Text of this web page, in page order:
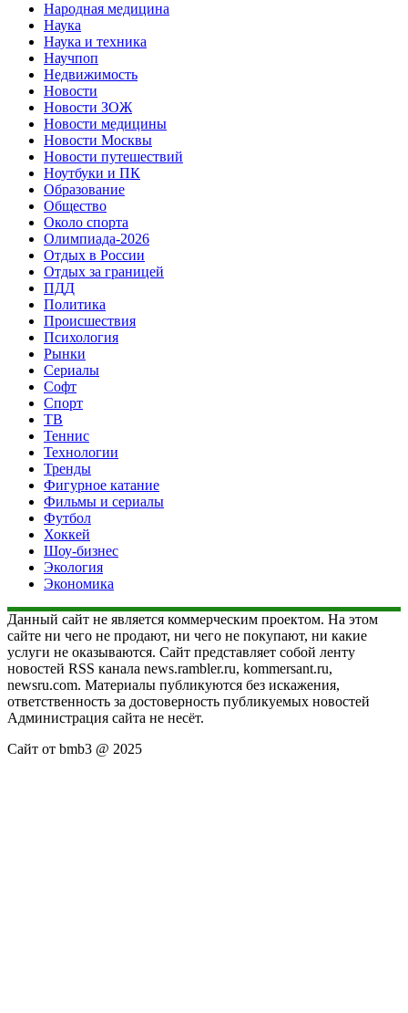
Народная медицина
Наука
Наука и техника
Научпоп
Недвижимость
Новости
Новости ЗОЖ
Новости медицины
Новости Москвы
Новости путешествий
Ноутбуки и ПК
Образование
Общество
Около спорта
Олимпиада-2026
Отдых в России
Отдых за границей
ПДД
Политика
Происшествия
Психология
Рынки
Сериалы
Софт
Спорт
ТВ
Теннис
Технологии
Тренды
Фигурное катание
Фильмы и сериалы
Футбол
Хоккей
Шоу-бизнес
Экология
Экономика
Данный сайт не является коммерческим проектом. На этом
сайте ни чего не продают, ни чего не покупают, ни какие
услуги не оказываются. Сайт представляет собой ленту
новостей RSS канала news.rambler.ru, kommersant.ru,
newsru.com. Материалы публикуются без искажения,
ответственность за достоверность публикуемых новостей
Администрация сайта не несёт.
Сайт от bmb3 @ 2025